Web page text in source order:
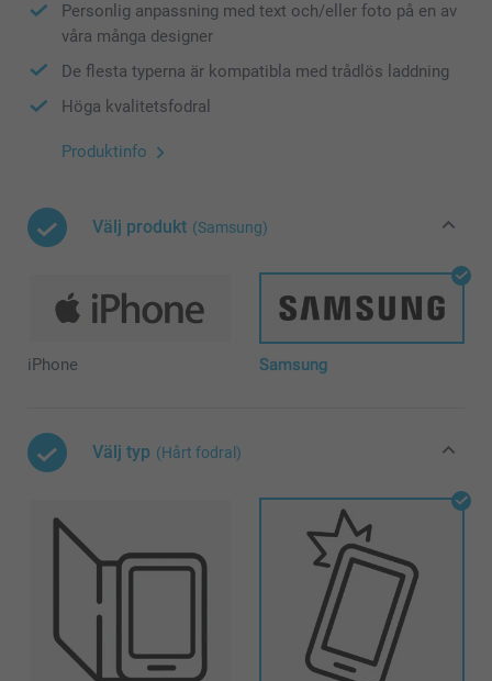
Personlig anpassning med text och/eller foto på en av
våra många designer
De flesta typerna är kompatibla med trådlös laddning
Höga kvalitetsfodral
Produktinfo
Välj produkt (Samsung)
iPhone Samsung
Välj typ (Hårt fodral)